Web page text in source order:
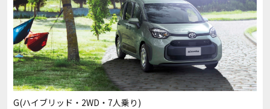
G(ハイブリッド・2WD・7人乗り)